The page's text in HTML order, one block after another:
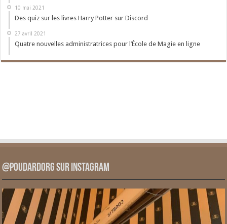
10 mai 2021
Des quiz sur les livres Harry Potter sur Discord
27 avril 2021
Quatre nouvelles administratrices pour l’École de Magie en ligne
@PoudardOrg sur Instagram